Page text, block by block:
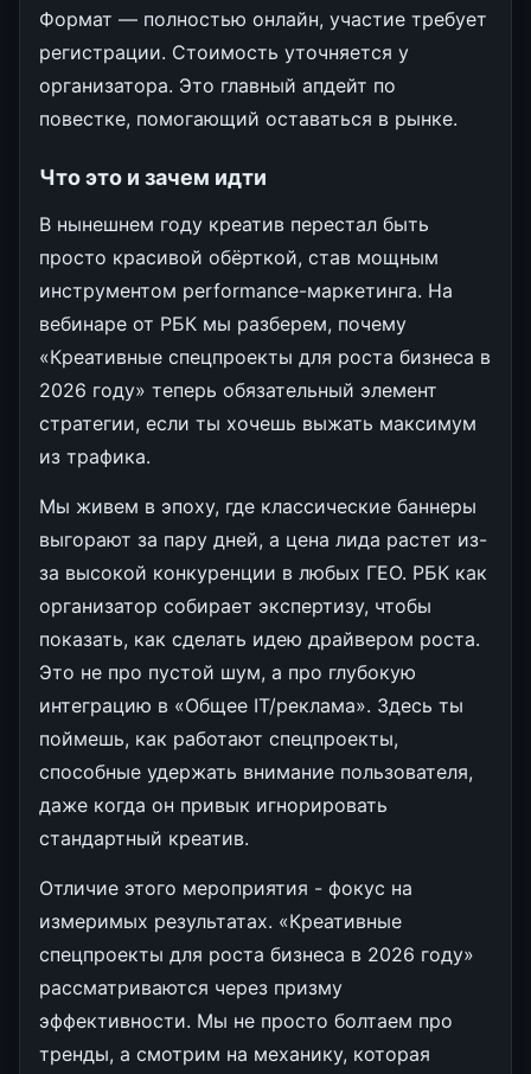
Формат — полностью онлайн, участие требует
регистрации. Стоимость уточняется у
организатора. Это главный апдейт по
повестке, помогающий оставаться в рынке.
Что это и зачем идти
В нынешнем году креатив перестал быть
просто красивой обёрткой, став мощным
инструментом performance-маркетинга. На
вебинаре от РБК мы разберем, почему
«Креативные спецпроекты для роста бизнеса в
2026 году» теперь обязательный элемент
стратегии, если ты хочешь выжать максимум
из трафика.
Мы живем в эпоху, где классические баннеры
выгорают за пару дней, а цена лида растет из-
за высокой конкуренции в любых ГЕО. РБК как
организатор собирает экспертизу, чтобы
показать, как сделать идею драйвером роста.
Это не про пустой шум, а про глубокую
интеграцию в «Общее IT/реклама». Здесь ты
поймешь, как работают спецпроекты,
способные удержать внимание пользователя,
даже когда он привык игнорировать
стандартный креатив.
Отличие этого мероприятия - фокус на
измеримых результатах. «Креативные
спецпроекты для роста бизнеса в 2026 году»
рассматриваются через призму
эффективности. Мы не просто болтаем про
тренды, а смотрим на механику, которая